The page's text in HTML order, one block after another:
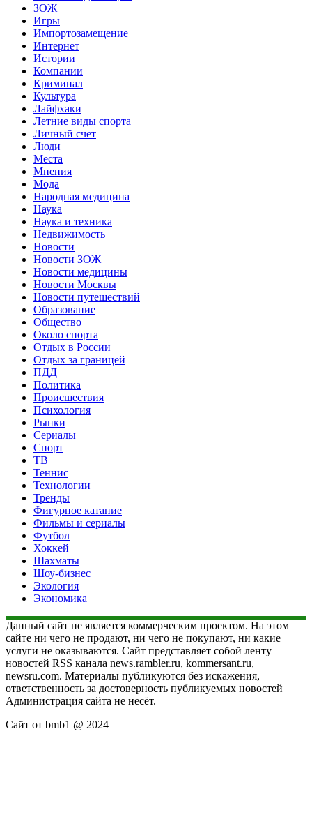
ЗОЖ
Игры
Импортозамещение
Интернет
Истории
Компании
Криминал
Культура
Лайфхаки
Летние виды спорта
Личный счет
Люди
Места
Мнения
Мода
Народная медицина
Наука
Наука и техника
Недвижимость
Новости
Новости ЗОЖ
Новости медицины
Новости Москвы
Новости путешествий
Образование
Общество
Около спорта
Отдых в России
Отдых за границей
ПДД
Политика
Происшествия
Психология
Рынки
Сериалы
Спорт
ТВ
Теннис
Технологии
Тренды
Фигурное катание
Фильмы и сериалы
Футбол
Хоккей
Шахматы
Шоу-бизнес
Экология
Экономика
Данный сайт не является коммерческим проектом. На этом
сайте ни чего не продают, ни чего не покупают, ни какие
услуги не оказываются. Сайт представляет собой ленту
новостей RSS канала news.rambler.ru, kommersant.ru,
newsru.com. Материалы публикуются без искажения,
ответственность за достоверность публикуемых новостей
Администрация сайта не несёт.
Сайт от bmb1 @ 2024